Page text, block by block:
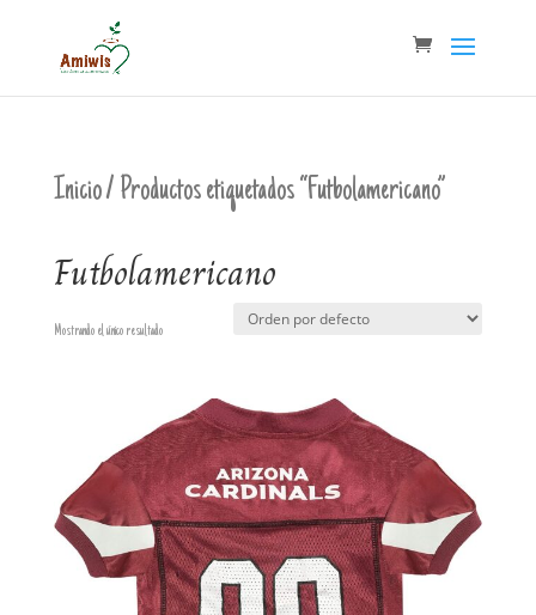
Inicio/ Productos etiquetados “Futbolamericano”
Futbolamericano
Mostrando el único resultado